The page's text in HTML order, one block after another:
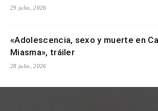
29 julio, 2026
«Adolescencia, sexo y muerte en
Miasma», tráiler
28 julio, 2026